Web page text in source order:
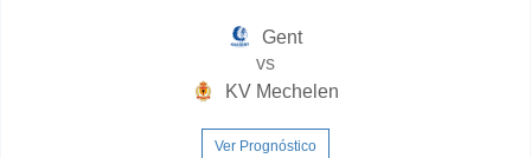
Gent
vs
KV Mechelen
Ver Prognóstico